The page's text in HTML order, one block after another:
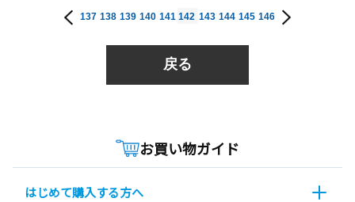
137 138 139 140 141 142 143 144 145 146
戻る
お買い物ガイド
はじめて購入する方へ